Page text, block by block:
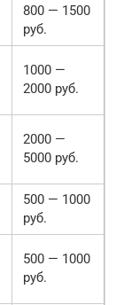
800 — 1500
руб.
1000 —
2000 руб.
2000 —
5000 руб.
500 — 1000
руб.
500 — 1000
руб.